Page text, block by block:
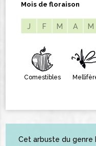
Mois de floraison
J F M A M
Comestibles
Cet arbuste du genre